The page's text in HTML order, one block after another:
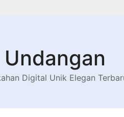
Undangan
Digital Unik Elegan